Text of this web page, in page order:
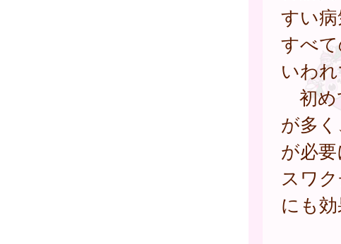
すい
すべ
いわれ
初め
が多
が必
スワ
にも